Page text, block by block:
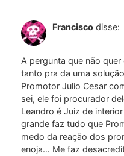
Francisco disse:
A pergunta que não
tanto pra da uma
Promotor Julio Cesar
sei, ele foi procurador
Leandro é Juiz de
grande faz tudo que
medo da reação dos
enoja… Me faz